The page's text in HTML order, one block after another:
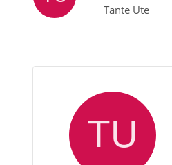
Tante Ute